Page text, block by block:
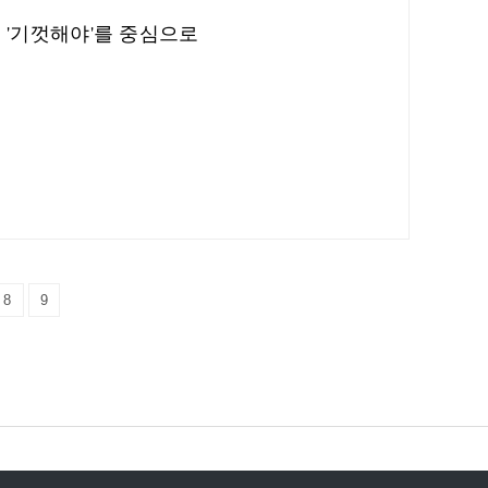
기껏해야'를 중심으로
8 9